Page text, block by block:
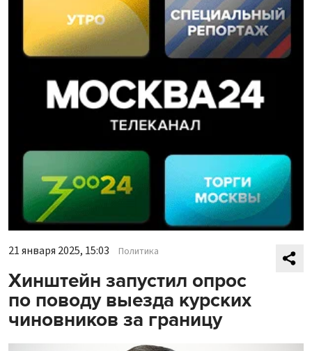
21 января 2025, 15:03 Политика
Хинштейн запустил опрос
по поводу выезда курских
чиновников за границу